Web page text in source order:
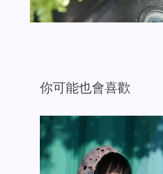
你可能也會喜歡